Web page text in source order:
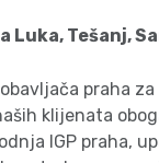
Luka, Tešanj,
praha
klijenata
IGP praha,